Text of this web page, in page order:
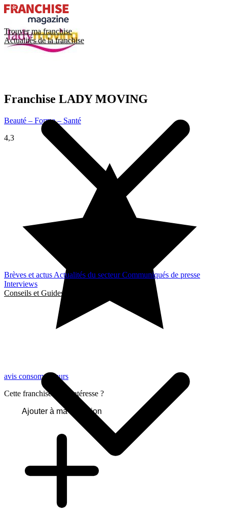
Trouver ma franchise
Actualités de la franchise
Brèves et actus Actualités du secteurCommuniqués de presse
Interviews
Conseils et Guides
Franchise LADY MOVING
Beauté – Forme – Santé
4,3
avis consommateurs
Cette franchise vous intéresse ?
Ajouter à ma sélection